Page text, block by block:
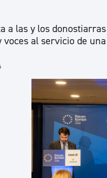
a las y los
voces al servicio de